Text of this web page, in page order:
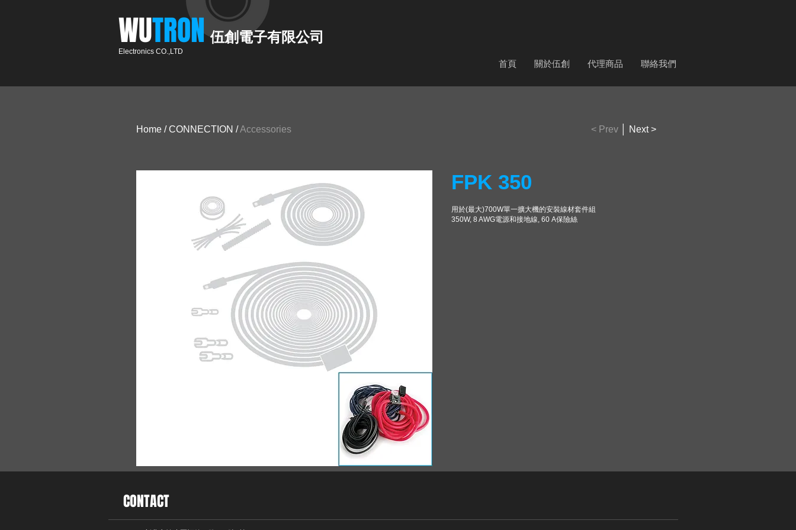
​WUTRON​​
Electronics CO.,LTD
伍創電子有限公司
首頁 關於伍創 代理商品 聯絡我們
Home /CONNECTION /Accessories < Prev Next >
FPK 350
用於(最大)700W單一擴大機的安裝線材套件組
350W, 8 AWG電源和接地線, 60 A保險絲
CONTACT